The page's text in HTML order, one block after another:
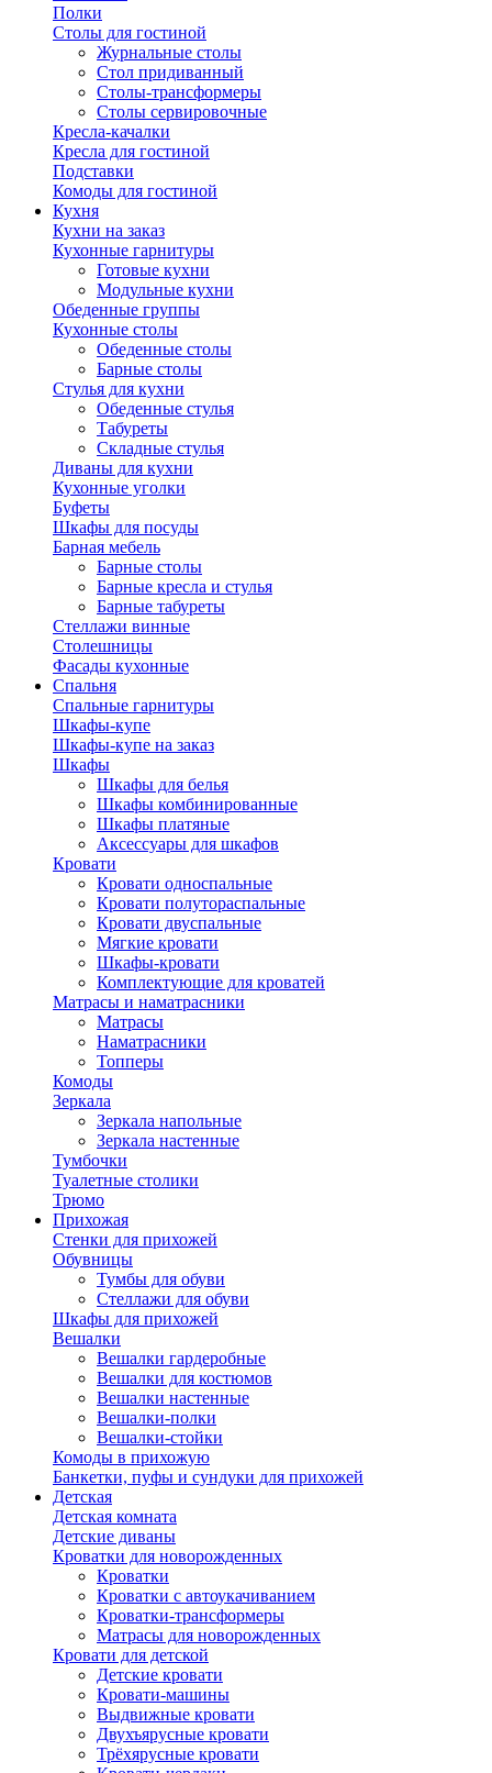
Полки
Столы для гостиной
Журнальные столы
Стол придиванный
Столы-трансформеры
Столы сервировочные
Кресла-качалки
Кресла для гостиной
Подставки
Комоды для гостиной
Кухня
Кухни на заказ
Кухонные гарнитуры
Готовые кухни
Модульные кухни
Обеденные группы
Кухонные столы
Обеденные столы
Барные столы
Стулья для кухни
Обеденные стулья
Табуреты
Складные стулья
Диваны для кухни
Кухонные уголки
Буфеты
Шкафы для посуды
Барная мебель
Барные столы
Барные кресла и стулья
Барные табуреты
Стеллажи винные
Столешницы
Фасады кухонные
Спальня
Спальные гарнитуры
Шкафы-купе
Шкафы-купе на заказ
Шкафы
Шкафы для белья
Шкафы комбинированные
Шкафы платяные
Аксессуары для шкафов
Кровати
Кровати односпальные
Кровати полутораспальные
Кровати двуспальные
Мягкие кровати
Шкафы-кровати
Комплектующие для кроватей
Матрасы и наматрасники
Матрасы
Наматрасники
Топперы
Комоды
Зеркала
Зеркала напольные
Зеркала настенные
Тумбочки
Туалетные столики
Трюмо
Прихожая
Стенки для прихожей
Обувницы
Тумбы для обуви
Стеллажи для обуви
Шкафы для прихожей
Вешалки
Вешалки гардеробные
Вешалки для костюмов
Вешалки настенные
Вешалки-полки
Вешалки-стойки
Комоды в прихожую
Банкетки, пуфы и сундуки для прихожей
Детская
Детская комната
Детские диваны
Кроватки для новорожденных
Кроватки
Кроватки с автоукачиванием
Кроватки-трансформеры
Матрасы для новорожденных
Кровати для детской
Детские кровати
Кровати-машины
Выдвижные кровати
Двухъярусные кровати
Трёхярусные кровати